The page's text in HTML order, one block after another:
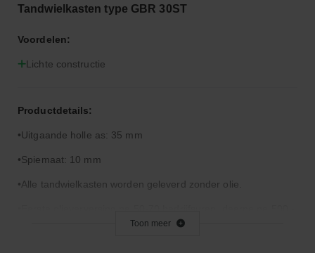
Tandwielkasten type GBR 30ST
Voordelen:
Lichte constructie
Productdetails:
Uitgaande holle as: 35 mm
Spiemaat: 10 mm
Alle tandwielkasten worden geleverd zonder olie.
700 bedrijfsuren of ten minste eenmaal per jaar.
Toon meer